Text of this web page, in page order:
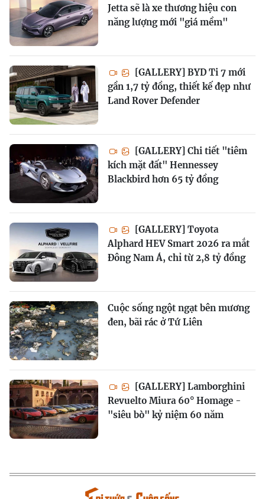
Jetta sẽ là xe thương hiệu con
năng lượng mới "giá mềm"
[GALLERY] BYD Ti 7 mới
gần 1,7 tỷ đồng, thiết kế đẹp như
Land Rover Defender
[GALLERY] Chi tiết "tiêm
kích mặt đất" Hennessey
Blackbird hơn 65 tỷ đồng
[GALLERY] Toyota
Alphard HEV Smart 2026 ra mắt
Đông Nam Á, chỉ từ 2,8 tỷ đồng
Cuộc sống ngột ngạt bên mương
đen, bãi rác ở Tứ Liên
[GALLERY] Lamborghini
Revuelto Miura 60° Homage -
"siêu bò" kỷ niệm 60 năm